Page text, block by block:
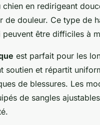
en redirigeant
de douleur. Ce type de
être difficiles à
est parfait pour les
soutien et répartit
de blessures. Les
de sangles